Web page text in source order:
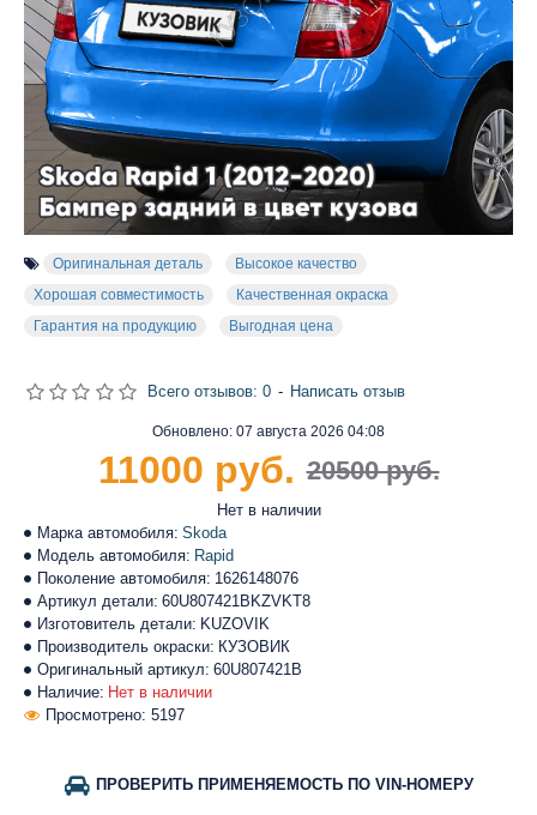
Оригинальная деталь
Высокое качество
Хорошая совместимость
Качественная окраска
Гарантия на продукцию
Выгодная цена
Наличие: Нет в наличии
Марка автомобиля: Skoda
Модель автомобиля: Rapid
Поколение автомобиля: 1626148076
Артикул детали: 60U807421BKZVKT8
Изготовитель детали: KUZOVIK
Производитель окраски: КУЗОВИК
Оригинальный артикул: 60U807421B
Просмотрено: 5197
Обновлено: 07 августа 2026 04:08
Нет в наличии
Всего отзывов: 0 - Написать отзыв
20500 руб.
11000 руб.
ПРОВЕРИТЬ ПРИМЕНЯЕМОСТЬ ПО VIN-НОМЕРУ